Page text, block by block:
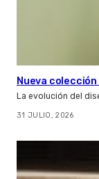
Nueva
La evolución del
31 JULIO, 2026